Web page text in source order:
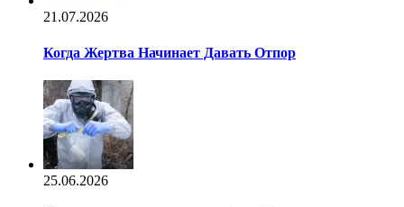
21.07.2026
Когда Жертва Начинает Давать Отпор
25.06.2026